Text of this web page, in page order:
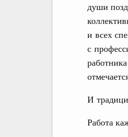
души
и всех
с
И
Работа